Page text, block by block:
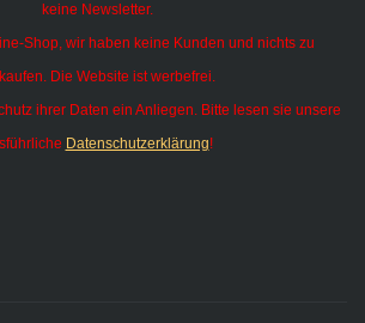
keine Newsletter.
Shop, wir haben keine Kunden und nichts zu
Die Website ist werbefrei.
ihrer Daten ein Anliegen. Bitte lesen sie unsere
Datenschutzerklärung!